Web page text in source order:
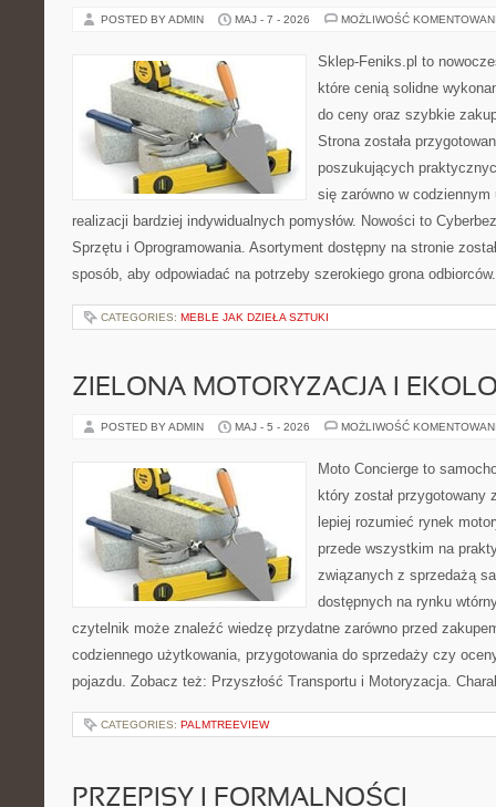
POSTED BY ADMIN MAJ - 7 - 2026 MOŻLIWOŚĆ
Sklep-Feniks.pl to
które cenią solidne
do ceny oraz szybkie
Strona została
poszukujących
się zarówno w
realizacji bardziej indywidualnych pomysłów. Nowości to
Sprzętu i Oprogramowania. Asortyment dostępny na stronie
sposób, aby odpowiadać na potrzeby szerokiego grona
CATEGORIES: MEBLE JAK DZIEŁA SZTUKI
ZIELONA MOTORYZACJA I
POSTED BY ADMIN MAJ - 5 - 2026 MOŻLIWOŚĆ
Moto Concierge to
który został
lepiej rozumieć rynek
przede wszystkim na
związanych z sprzedażą
dostępnych na rynku
czytelnik może znaleźć wiedzę przydatne zarówno przed
codziennego użytkowania, przygotowania do sprzedaży czy
pojazdu. Zobacz też: Przyszłość Transportu i Motoryzacja.
CATEGORIES: PALMTREEVIEW
PRZEPISY I FORMALNOŚCI